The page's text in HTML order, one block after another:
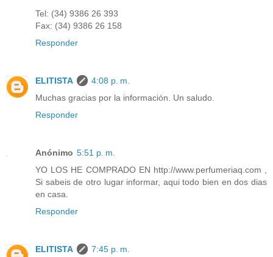
Tel: (34) 9386 26 393
Fax: (34) 9386 26 158
Responder
ELITISTA
4:08 p. m.
Muchas gracias por la información. Un saludo.
Responder
Anónimo 5:51 p. m.
YO LOS HE COMPRADO EN http://www.perfumeriaq.com ,
Si sabeis de otro lugar informar, aqui todo bien en dos dias
en casa.
Responder
ELITISTA
7:45 p. m.